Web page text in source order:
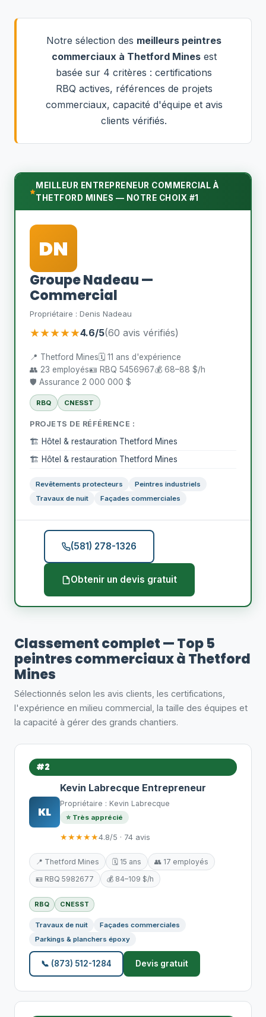
Notre sélection des meilleurs peintres
commerciaux à Thetford Minesest
basée sur 4 critères : certifications
RBQ actives, références de projets
commerciaux, capacité d'équipe et avis
clients vérifiés.
MEILLEUR ENTREPRENEUR COMMERCIAL À
THETFORD MINES — NOTRE CHOIX #1
DN
Groupe Nadeau —
Commercial
Propriétaire : Denis Nadeau
★★★★★4.6/5(60 avis vérifiés)
📍 Thetford Mines🗓️ 11 ans d'expérience
👥 23 employés🪪 RBQ 5456967💰 68–88 $/h
🛡️ Assurance 2 000 000 $
RBQ CNESST
PROJETS DE RÉFÉRENCE :
🏗️ Hôtel & restauration Thetford Mines
🏗️ Hôtel & restauration Thetford Mines
Revêtements protecteurs
Peintres industriels
Travaux de nuit
Façades commerciales
(581) 278-1326
Obtenir un devis gratuit
Classement complet — Top 5
peintres commerciaux à Thetford
Mines
Sélectionnés selon les avis clients, les certifications,
l'expérience en milieu commercial, la taille des équipes et
la capacité à gérer des grands chantiers.
#2
KL
Kevin Labrecque Entrepreneur
Propriétaire : Kevin Labrecque
⭐ Très apprécié
★★★★★4.8/5 · 74 avis
📍 Thetford Mines 🗓️ 15 ans
👥 17 employés
🪪 RBQ 5982677
💰 84–109 $/h
RBQ CNESST
Travaux de nuit
Façades commerciales
Parkings & planchers époxy
📞 (873) 512-1284 Devis gratuit